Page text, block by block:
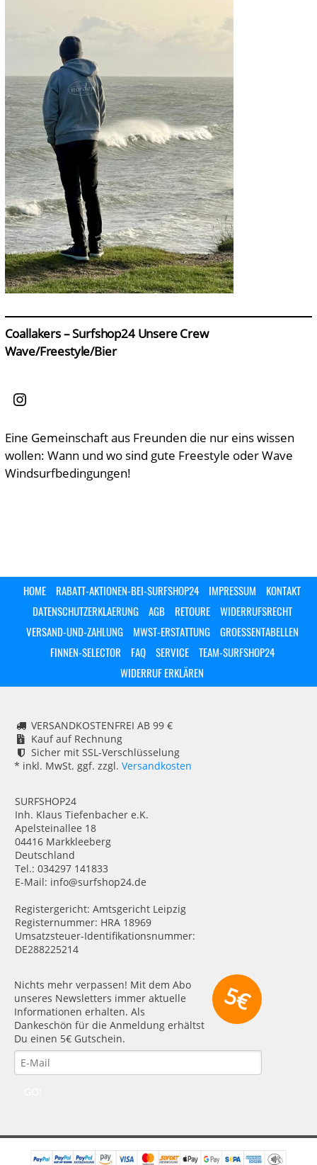
Coallakers – Surfshop24 Unsere Crew
Wave/Freestyle/Bier
Instagram
Eine Gemeinschaft aus Freunden die nur eins wissen
wollen: Wann und wo sind gute Freestyle oder Wave
Windsurfbedingungen!
HOME RABATT-AKTIONEN-BEI-SURFSHOP24 IMPRESSUM
KONTAKT
DATENSCHUTZERKLAERUNG
AGB RETOURE
WIDERRUFSRECHT
VERSAND-UND-ZAHLUNG
MWST-ERSTATTUNG
GROESSENTABELLEN
FINNEN-SELECTOR
FAQ SERVICE
TEAM-SURFSHOP24
WIDERRUF ERKLÄREN
VERSANDKOSTENFREI AB 99 €
Kauf auf Rechnung
Sicher mit SSL-Verschlüsselung
* inkl. MwSt. ggf. zzgl. Versandkosten
SURFSHOP24
Inh. Klaus Tiefenbacher e.K.
Apelsteinallee 18
04416 Markkleeberg
Deutschland
Tel.: 034297 141833
E-Mail: info@surfshop24.de
Registergericht: Amtsgericht Leipzig
Registernummer: HRA 18969
Umsatzsteuer-Identifikationsnummer:
DE288225214
5€
Nichts mehr verpassen! Mit dem Abo
unseres Newsletters immer aktuelle
Informationen erhalten. Als
Dankeschön für die Anmeldung erhältst
Du einen 5€ Gutschein.